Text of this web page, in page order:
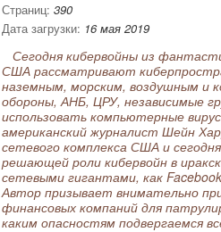
Страниц: 390
Дата загрузки: 16 мая 2019
Сегодня кибервойны из
США рассматривают
наземным, морским, воздушным и
обороны, АНБ, ЦРУ, независимые
использовать компьютерные
американский журналист Шейн
сетевого комплекса США и
решающей роли кибервойн в
сетевыми гигантами, как
Автор призывает внимательно
финансовых компаний для
каким опасностям подвергаемся